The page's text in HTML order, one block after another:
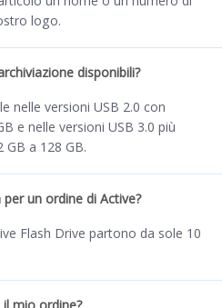
logo.
disponibili?
nelle versioni USB 2.0 con
e nelle versioni USB 3.0 più
GB a 128 GB.
un ordine di Active?
Flash Drive partono da sole 10